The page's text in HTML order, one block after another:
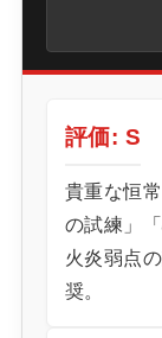
評価: S
貴重な恒
の試練」
火炎弱点
奨。